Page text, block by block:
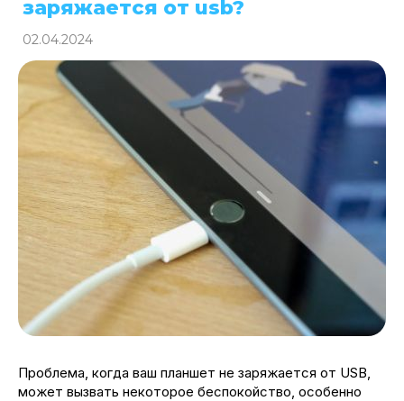
заряжается от usb?
02.04.2024
Проблема, когда ваш планшет не заряжается от USB,
может вызвать некоторое беспокойство, особенно